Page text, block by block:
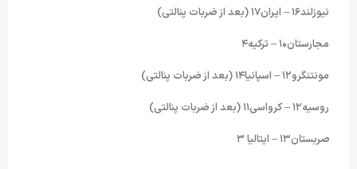
نیوزلند۱۶ – ایران۱۷ (بعد از ضربات پنالتی)
مجارستان۱۰ – ترکیه۴
مونتنگرو۱۲ – اسپانیا۱۴ (بعد از ضربات پنالتی)
روسیه۱۲ – کرواسی۱۱ (بعد از ضربات پنالتی)
صربستان۱۳ – ایتالیا ۳